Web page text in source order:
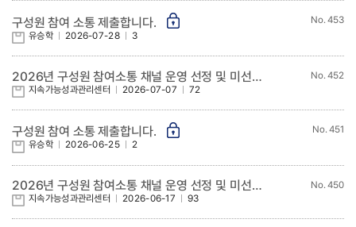
453
구성원 참여 소통 제출합니다.
유승학 2026-07-28 3
452
2026년 구성원 참여소통 채널 운영 선정 및 미선정 과제 현황 알림(9차)
지속가능성과관리센터 2026-07-07 72
451
구성원 참여 소통 제출합니다.
유승학 2026-06-25 2
450
2026년 구성원 참여소통 채널 운영 선정 및 미선정 과제 현황 알림(8차)
지속가능성과관리센터 2026-06-17 93